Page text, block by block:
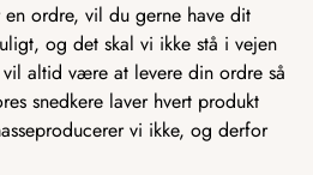
ordre, vil du gerne have dit
og det skal vi ikke stå i vejen
altid være at levere din ordre så
snedkere laver hvert produkt
vi ikke, og derfor